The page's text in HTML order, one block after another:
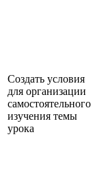
Создать условия
для организации
самостоятельного
изучения темы
урока